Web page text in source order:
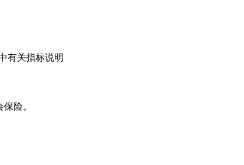
有关指标说明
险。